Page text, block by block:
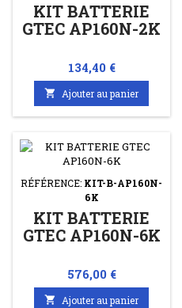
KIT BATTERIE
GTEC AP160N-2K
Prix
134,40 €
 Ajouter au panier
RÉFÉRENCE: KIT-B-AP160N-
6K
KIT BATTERIE
GTEC AP160N-6K
Prix
576,00 €
 Ajouter au panier